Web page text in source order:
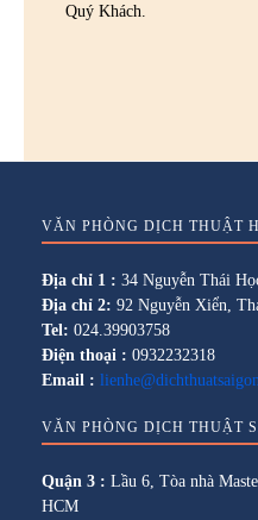
Quý Khách.
VĂN PHÒNG DỊCH THUẬT
Địa chỉ 1 : 34 Nguyễn Thái
Địa chỉ 2: 92 Nguyễn Xiển,
Tel: 024.39903758
Điện thoại : 0932232318
Email :
VĂN PHÒNG DỊCH THUẬT
Quận 3 : Lầu 6, Tòa nhà
HCM